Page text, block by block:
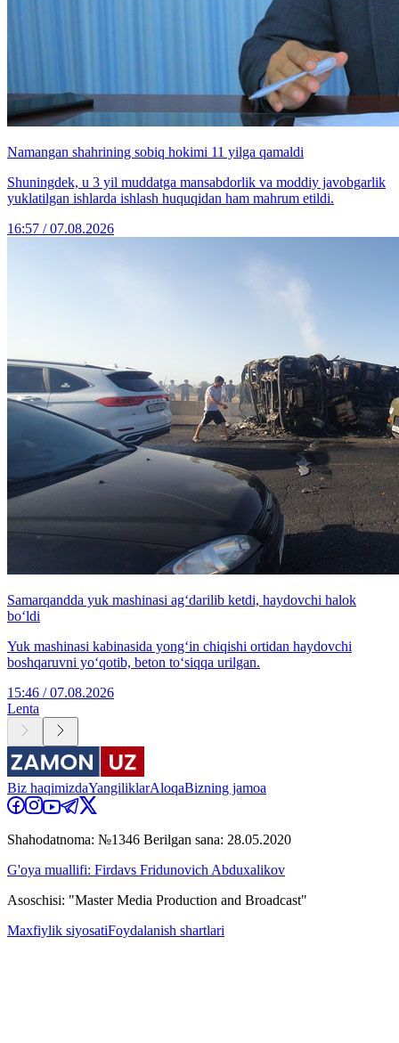
Namangan shahrining sobiq hokimi 11 yilga qamaldi
Shuningdek, u 3 yil muddatga mansabdorlik va moddiy javobgarlik
yuklatilgan ishlarda ishlash huquqidan ham mahrum etildi.
16:57 / 07.08.2026
Samarqandda yuk mashinasi ag‘darilib ketdi, haydovchi halok
bo‘ldi
Yuk mashinasi kabinasida yong‘in chiqishi ortidan haydovchi
boshqaruvni yo‘qotib, beton to‘siqqa urilgan.
15:46 / 07.08.2026
Lenta
Biz haqimizdaYangiliklarAloqaBizning jamoa
Shahodatnoma: №1346 Berilgan sana: 28.05.2020
G'oya muallifi: Firdavs Fridunovich Abduxalikov
Asoschisi: "Master Media Production and Broadcast"
Maxfiylik siyosatiFoydalanish shartlari